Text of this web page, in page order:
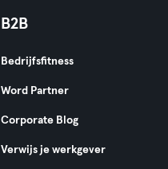
B2B
Bedrijfsfitness
Word Partner
Corporate Blog
Verwijs je werkgever